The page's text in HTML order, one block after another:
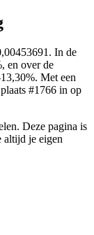
In de
en over de
Met een
#1766 in op
Deze pagina is
altijd je eigen